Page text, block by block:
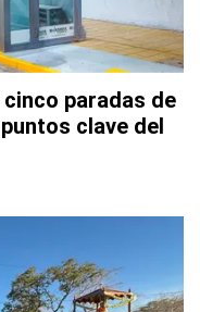
paradas de
clave del